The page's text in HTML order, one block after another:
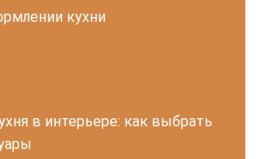
кухни
в интерьере: как выбрать